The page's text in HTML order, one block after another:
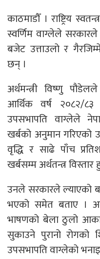
काठमाडाैँ । राष्ट्रिय
स्वर्णिम वाग्लेले
बजेट उत्ताउलो र
छन् ।
अर्थमन्त्री विष्णु
आर्थिक वर्ष २०८२/८३
उपसभापति वाग्लेले
खर्बको अनुमान गरिएको
वृद्धि र साढे पाँच
खर्बसम्म अर्थतन्त्र
उनले सरकारले ल्याएको
भएको समेत बताए ।
भाषणको बेला ठुलो
सुकाउने पुरानो रोगको
उपसभापति वाग्लेको